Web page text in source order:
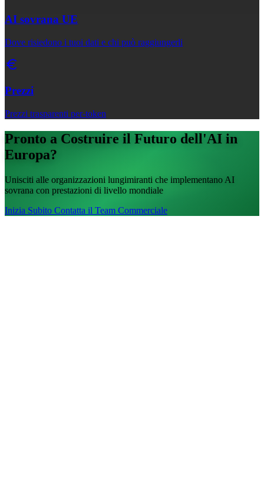
AI sovrana UE
Dove risiedono i tuoi dati e chi può raggiungerli
Prezzi
Prezzi trasparenti per-token
Pronto a Costruire il Futuro dell'AI in
Europa?
Unisciti alle organizzazioni lungimiranti che implementano AI
sovrana con prestazioni di livello mondiale
Inizia Subito Contatta il Team Commerciale